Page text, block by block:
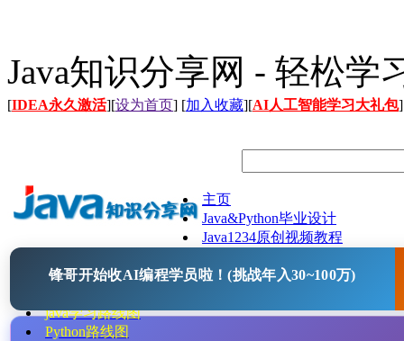
Java知识分享网 - 轻松学
[IDEA永久激活][设为首页] [加入收藏][AI人工智能学习大礼包]
主页
Java&Python毕业设计
Java1234原创视频教程
Java开源项目
java学习路线图
Python路线图
锋哥开始收AI编程学员啦！(挑战年入30~100万)